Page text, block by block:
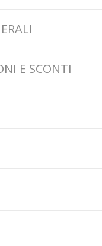
E SCONTI